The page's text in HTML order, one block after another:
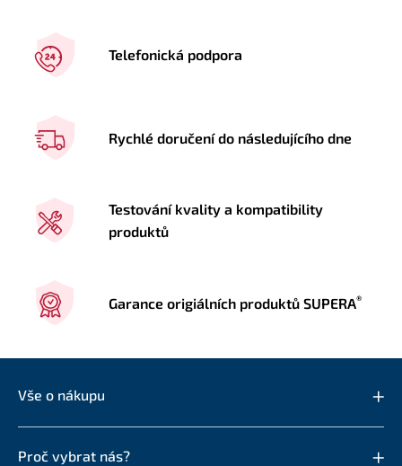
Telefonická podpora
Rychlé doručení do následujícího dne
Testování kvality a kompatibility
produktů
Garance origiálních produktů SUPERA®
Vše o nákupu
Proč vybrat nás?